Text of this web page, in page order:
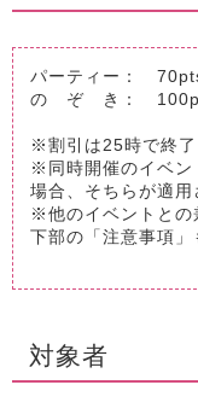
パーティー：
の ぞ き：
※割引は25時で終了
※同時開催のイベン
場合、そちらが適用
※他のイベントとの
下部の「注意事項」
対象者